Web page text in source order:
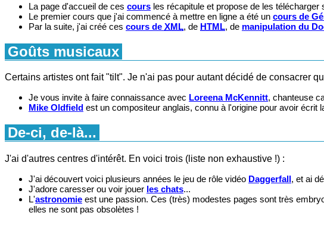
La page d'accueil de ces cours les récapitule et propose de les
Le premier cours que j'ai commencé à mettre en ligne a été un cours de
Par la suite, j'ai créé ces cours de XML, de HTML, de manipulation du
Goûts musicaux
Certains artistes ont fait "tilt". Je n'ai pas pour autant décidé de consacrer
Je vous invite à faire connaissance avec Loreena McKennitt, chanteuse
Mike Oldfield est un compositeur anglais, connu à l'origine pour avoir écrit
De-ci, de-là...
J'ai d'autres centres d'intérêt. En voici trois (liste non exhaustive !) :
J'ai découvert voici plusieurs années le jeu de rôle vidéo Daggerfall, et ai
J'adore caresser ou voir jouer les chats...
L'astronomie est une passion. Ces (très) modestes pages sont très
elles ne sont pas obsolètes !